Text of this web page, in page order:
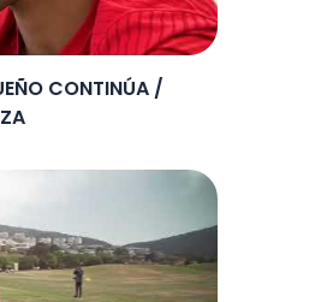
CONTINÚA /